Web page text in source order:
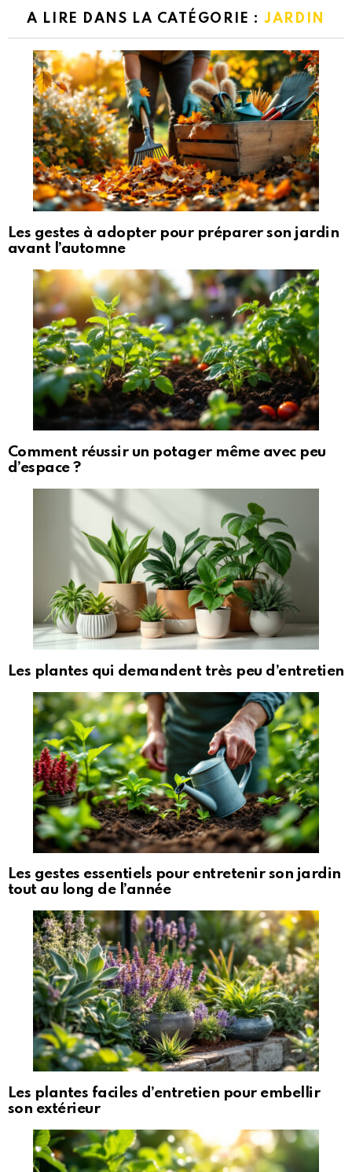
A LIRE DANS LA CATÉGORIE :JARDIN
Les gestes à adopter pour préparer son jardin
avant l’automne
Comment réussir un potager même avec peu
d’espace ?
Les plantes qui demandent très peu d’entretien
Les gestes essentiels pour entretenir son jardin
tout au long de l’année
Les plantes faciles d’entretien pour embellir
son extérieur